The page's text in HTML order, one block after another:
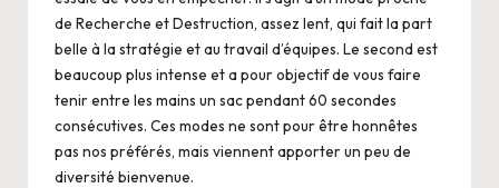
de Recherche et Destruction, assez lent, qui fait la part
belle à la stratégie et au travail d’équipes. Le second est
beaucoup plus intense et a pour objectif de vous faire
tenir entre les mains un sac pendant 60 secondes
consécutives. Ces modes ne sont pour être honnêtes
pas nos préférés, mais viennent apporter un peu de
diversité bienvenue.